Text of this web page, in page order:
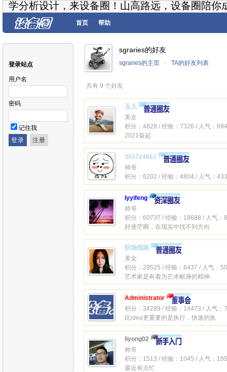
学分析设计，来设备圈！山高路远，设备圈陪你
首页 帮助
登录站点
用户名
密码
记住我
sgraries的好友
sgraries的主页 » TA的好友列表
共有 9 个好友
玉儿
美女
积分：4828 / 经验：7326 / 人气：
2021奋起
365724661
帅哥
积分：6202 / 经验：4804 / 人气：
lyyifeng
帅哥
积分：60737 / 经验：18688 / 人气：
好迷茫啊，在现实中找不到方向
职场指路
美女
积分：28525 / 经验：6437 / 人气：
艺术家是有着为艺术献身的精神
Administrator
积分：34289 / 经验：14473 / 人气：
比idea更重要的是执行，快速的执
liyong02
帅哥
积分：1513 / 经验：1045 / 人气：
最近有点忙